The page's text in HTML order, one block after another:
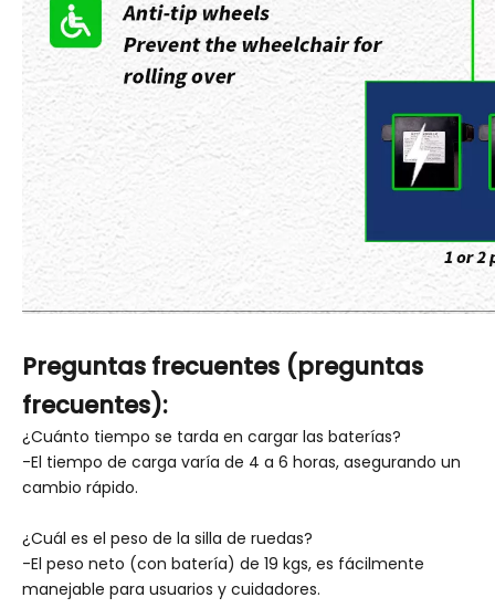
Preguntas frecuentes (preguntas
frecuentes):
¿Cuánto tiempo se tarda en cargar las baterías?
-El tiempo de carga varía de 4 a 6 horas, asegurando un
cambio rápido.
¿Cuál es el peso de la silla de ruedas?
-El peso neto (con batería) de 19 kgs, es fácilmente
manejable para usuarios y cuidadores.